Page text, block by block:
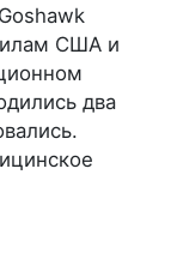
США и
два